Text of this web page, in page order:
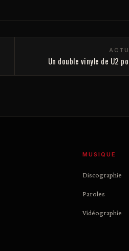
Un double vinyle de U2
MUSIQUE
Discographie
Paroles
Vidéographie